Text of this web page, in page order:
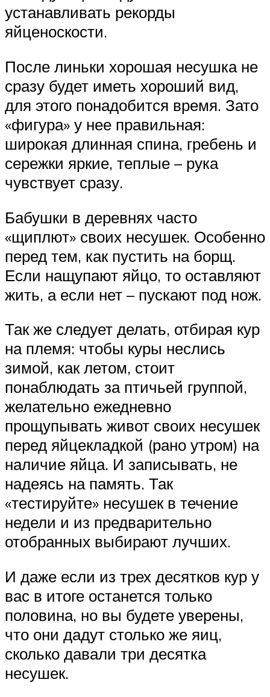
устанавливать рекорды
яйценоскости.
После линьки хорошая несушка не
сразу будет иметь хороший вид,
для этого понадобится время. Зато
«фигура» у нее правильная:
широкая длинная спина, гребень и
сережки яркие, теплые – рука
чувствует сразу.
Бабушки в деревнях часто
«щиплют» своих несушек. Особенно
перед тем, как пустить на борщ.
Если нащупают яйцо, то оставляют
жить, а если нет – пускают под нож.
Так же следует делать, отбирая кур
на племя: чтобы куры неслись
зимой, как летом, стоит
понаблюдать за птичьей группой,
желательно ежедневно
прощупывать живот своих несушек
перед яйцекладкой (рано утром) на
наличие яйца. И записывать, не
надеясь на память. Так
«тестируйте» несушек в течение
недели и из предварительно
отобранных выбирают лучших.
И даже если из трех десятков кур у
вас в итоге останется только
половина, но вы будете уверены,
что они дадут столько же яиц,
сколько давали три десятка
несушек.